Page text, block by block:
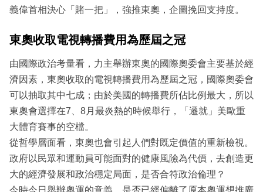
義偉首相決心「賭一把」，強推東奧，企圖挽回支持度。
東奧收取電視轉播費用為歷屆之冠
由國際政治考量看，力主舉辦東奧的國際奧委會主要基於經
濟因素，東奧收取的電視轉播費用為歷屆之冠，國際奧委會
可以抽取其中七成；由於美國的轉播費所佔比例最大，所以
東奧會選擇在7、8月最炎熱的時候舉行，「遷就」美歐重
大體育賽事的空檔。
從哲學層面看，東奧也會引起人們對既定價值的重新檢視。
政府以民眾和運動員可能面對的健康風險為代價，去創造更
大的經濟發展和政治穩定局面，是否合符政治倫理？
今時今日舉辦奧運的意義，是否已經偏離了原本奧運想推廣